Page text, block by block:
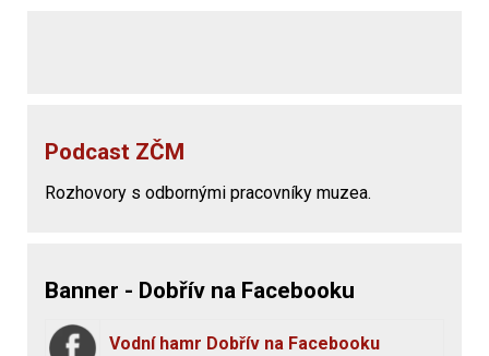
Podcast ZČM
Rozhovory s odbornými pracovníky muzea.
Banner - Dobřív na Facebooku
Vodní hamr Dobřív na Facebooku